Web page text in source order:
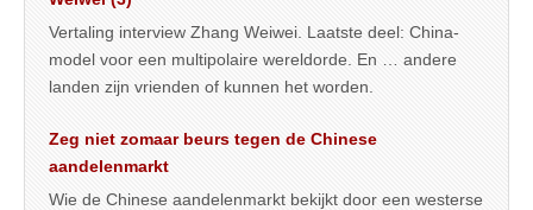
Vertaling interview Zhang Weiwei. Laatste deel: China-
model voor een multipolaire wereldorde. En … andere
landen zijn vrienden of kunnen het worden.
Zeg niet zomaar beurs tegen de Chinese
aandelenmarkt
Wie de Chinese aandelenmarkt bekijkt door een westerse